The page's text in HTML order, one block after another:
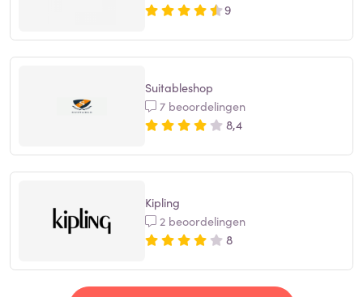
9
Suitableshop
7 beoordelingen
8,4
Kipling
2 beoordelingen
8